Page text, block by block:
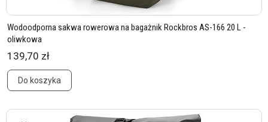
Wodoodporna sakwa rowerowa na bagażnik Rockbros AS-166 20 L -
oliwkowa
139,70 zł
Do koszyka